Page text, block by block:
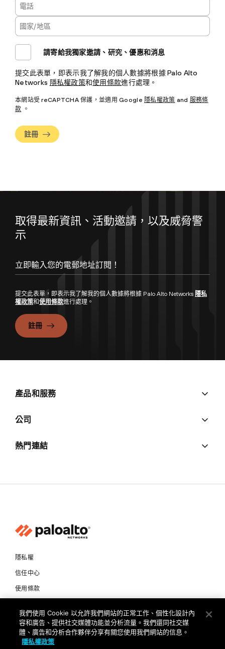
請寄給我獨家邀請、研究、優惠和消息
提交此表單，即表示我了解我的個人數據將根據 Palo Alto
Networks 隱私權政策和使用條款進行處理。
本網站受 reCAPTCHA 保護，並適用 Google 隱私權政策 and 服務條
款 。
註冊
取得最新資訊、活動邀請，以及威脅警
示
提交此表單，即表示我了解我的個人數據將根據 Palo Alto Networks 隱私
權政策和使用條款進行處理。
註冊
產品和服務
公司
熱門連結
隱私權
信任中心
使用條款
Copyright © 2026 Palo Alto Networks. All Rights Reserved
我們使用 Cookie 以允許我們網站的正常工作、個性化設計內
容和廣告、提供社交媒體功能並分析流量。我們還同社交媒
體、廣告和分析合作夥伴分享有關您使用我們網站的信息。
隱私權政策